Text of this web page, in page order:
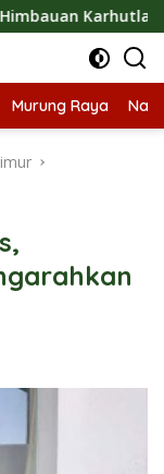
Murung Raya